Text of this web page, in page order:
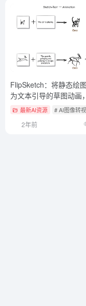
FlipSketch：将静态绘
为文本引导的草图动画
动画制作过程。
最新AI资源 # AI图像转
2年前